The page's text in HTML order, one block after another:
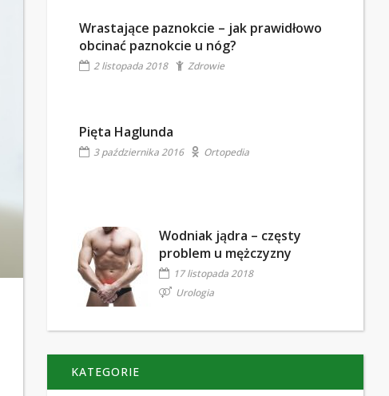
Wrastające paznokcie – jak prawidłowo
obcinać paznokcie u nóg?
2 listopada 2018 Zdrowie
Pięta Haglunda
3 października 2016 Ortopedia
Wodniak jądra – częsty
problem u mężczyzny
17 listopada 2018
Urologia
KATEGORIE